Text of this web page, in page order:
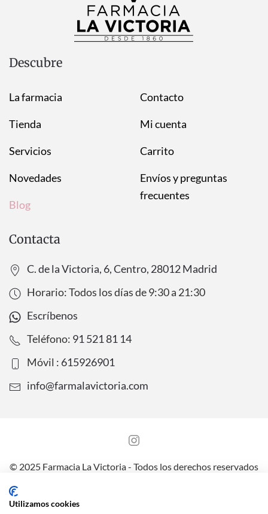
Descubre
La farmacia
Tienda
Servicios
Novedades
Blog
Contacto
Mi cuenta
Carrito
Envíos y preguntas
frecuentes
Contacta
C. de la Victoria, 6, Centro, 28012 Madrid
Horario: Todos los días de9:30a 21:30
Escríbenos
Teléfono: 91 521 81 14
Móvil : 615926901
info@farmalavictoria.com
© 2025 Farmacia La Victoria - Todos los derechos reservados
Utilizamos cookies